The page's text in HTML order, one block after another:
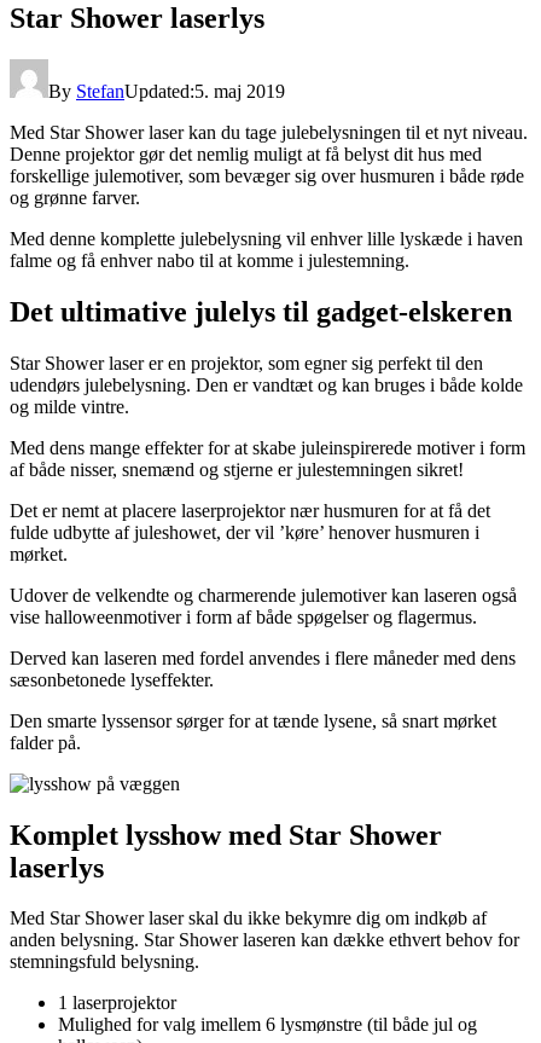
Star Shower laserlys
By StefanUpdated:5. maj 2019
Med Star Shower laser kan du tage julebelysningen til et nyt niveau.
Denne projektor gør det nemlig muligt at få belyst dit hus med
forskellige julemotiver, som bevæger sig over husmuren i både røde
og grønne farver.
Med denne komplette julebelysning vil enhver lille lyskæde i haven
falme og få enhver nabo til at komme i julestemning.
Det ultimative julelys til gadget-elskeren
Star Shower laser er en projektor, som egner sig perfekt til den
udendørs julebelysning. Den er vandtæt og kan bruges i både kolde
og milde vintre.
Med dens mange effekter for at skabe juleinspirerede motiver i form
af både nisser, snemænd og stjerne er julestemningen sikret!
Det er nemt at placere laserprojektor nær husmuren for at få det
fulde udbytte af juleshowet, der vil ’køre’ henover husmuren i
mørket.
Udover de velkendte og charmerende julemotiver kan laseren også
vise halloweenmotiver i form af både spøgelser og flagermus.
Derved kan laseren med fordel anvendes i flere måneder med dens
sæsonbetonede lyseffekter.
Den smarte lyssensor sørger for at tænde lysene, så snart mørket
falder på.
Komplet lysshow med Star Shower
laserlys
Med Star Shower laser skal du ikke bekymre dig om indkøb af
anden belysning. Star Shower laseren kan dække ethvert behov for
stemningsfuld belysning.
1 laserprojektor
Mulighed for valg imellem 6 lysmønstre (til både jul og